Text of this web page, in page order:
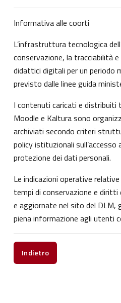
Informativa alle coorti
L’infrastruttura tecnologica
conservazione, la tracciabilità e
didattici digitali per un periodo
previsto dalle linee guida
I contenuti caricati e
Moodle e Kaltura sono
archiviati secondo criteri
policy istituzionali sull’accesso
protezione dei dati personali.
Le indicazioni operative
tempi di conservazione e diritti
e aggiornate nel sito del DLM,
piena informazione agli utenti
Indietro